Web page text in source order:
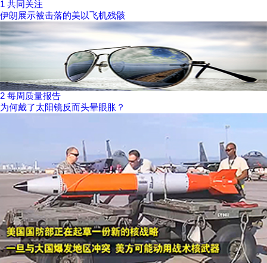
1 共同关注
伊朗展示被击落的美以飞机残骸
2 每周质量报告
为何戴了太阳镜反而头晕眼胀？